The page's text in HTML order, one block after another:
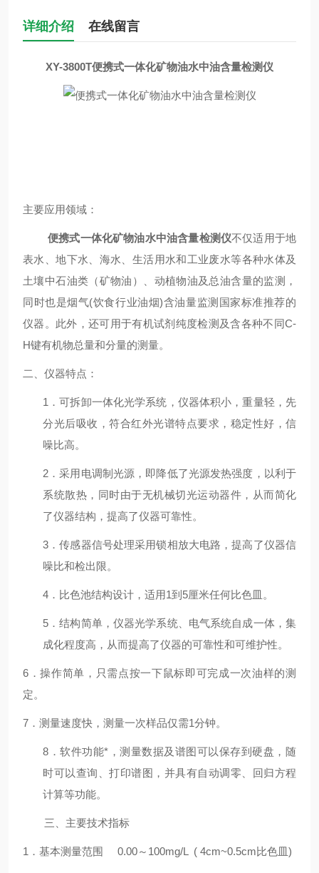
详细介绍 在线留言
XY-3800T便携式一体化矿物油水中油含量检测仪
主要应用领域：
便携式一体化矿物油水中油含量检测仪不仅适用于地
表水、地下水、海水、生活用水和工业废水等各种水体及
土壤中石油类（矿物油）、动植物油及总油含量的监测，
同时也是烟气(饮食行业油烟)含油量监测国家标准推荐的
仪器。此外，还可用于有机试剂纯度检测及含各种不同C-
H键有机物总量和分量的测量。
二、仪器特点：
1．可拆卸一体化光学系统，仪器体积小，重量轻，先
分光后吸收，符合红外光谱特点要求，稳定性好，信
噪比高。
2．采用电调制光源，即降低了光源发热强度，以利于
系统散热，同时由于无机械切光运动器件，从而简化
了仪器结构，提高了仪器可靠性。
3．传感器信号处理采用锁相放大电路，提高了仪器信
噪比和检出限。
4． 比色池结构设计，适用1到5厘米任何比色皿。
5．结构简单，仪器光学系统、电气系统自成一体，集
成化程度高，从而提高了仪器的可靠性和可维护性。
6．操作简单，只需点按一下鼠标即可完成一次油样的测
定。
7．测量速度快，测量一次样品仅需1分钟。
8．软件功能*，测量数据及谱图可以保存到硬盘，随
时可以查询、打印谱图，并具有自动调零、回归方程
计算等功能。
三、主要技术指标
1．基本测量范围 0.00～100mg/L ( 4cm~0.5cm比色皿)